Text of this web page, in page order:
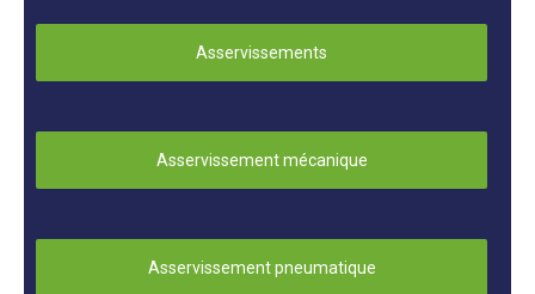
Asservissements
Asservissement mécanique
Asservissement pneumatique